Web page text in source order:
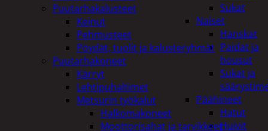
Sukat
Naiset
Hanskat
Paidat ja
housut
Sukat ja
Päähineet
Hatut
Huivit
Puutarhakalusteet
Keinut
Pehmusteet
Pöydät, tuolit ja kalusteryhmät
Puutarhakoneet
Kärryt
Lehtipuhaltimet
Metsurin työkalut
Halkomakoneet
Moottorisahat ja tarvikkeet